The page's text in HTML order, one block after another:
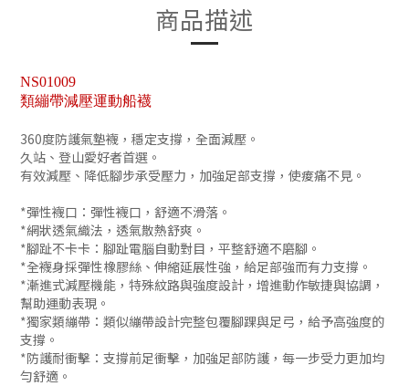
商品描述
NS01009
類繃帶減壓運動船襪
360度防護氣墊襪，穩定支撐，全面減壓。
久站、登山愛好者首選。
有效減壓、降低腳步承受壓力，加強足部支撐，使痠痛不見。
*彈性襪口：彈性襪口，舒適不滑落。
*網狀透氣織法，透氣散熱舒爽。
*腳趾不卡卡：腳趾電腦自動對目，平整舒適不磨腳。
*全襪身採彈性橡膠絲、伸縮延展性強，給足部強而有力支撐。
*漸進式減壓機能，特殊紋路與強度設計，增進動作敏捷與協調，
幫助運動表現。
*獨家類繃帶：類似繃帶設計完整包覆腳踝與足弓，給予高強度的
支撐。
*防護耐衝擊：支撐前足衝擊，加強足部防護，每一步受力更加均
勻舒適。